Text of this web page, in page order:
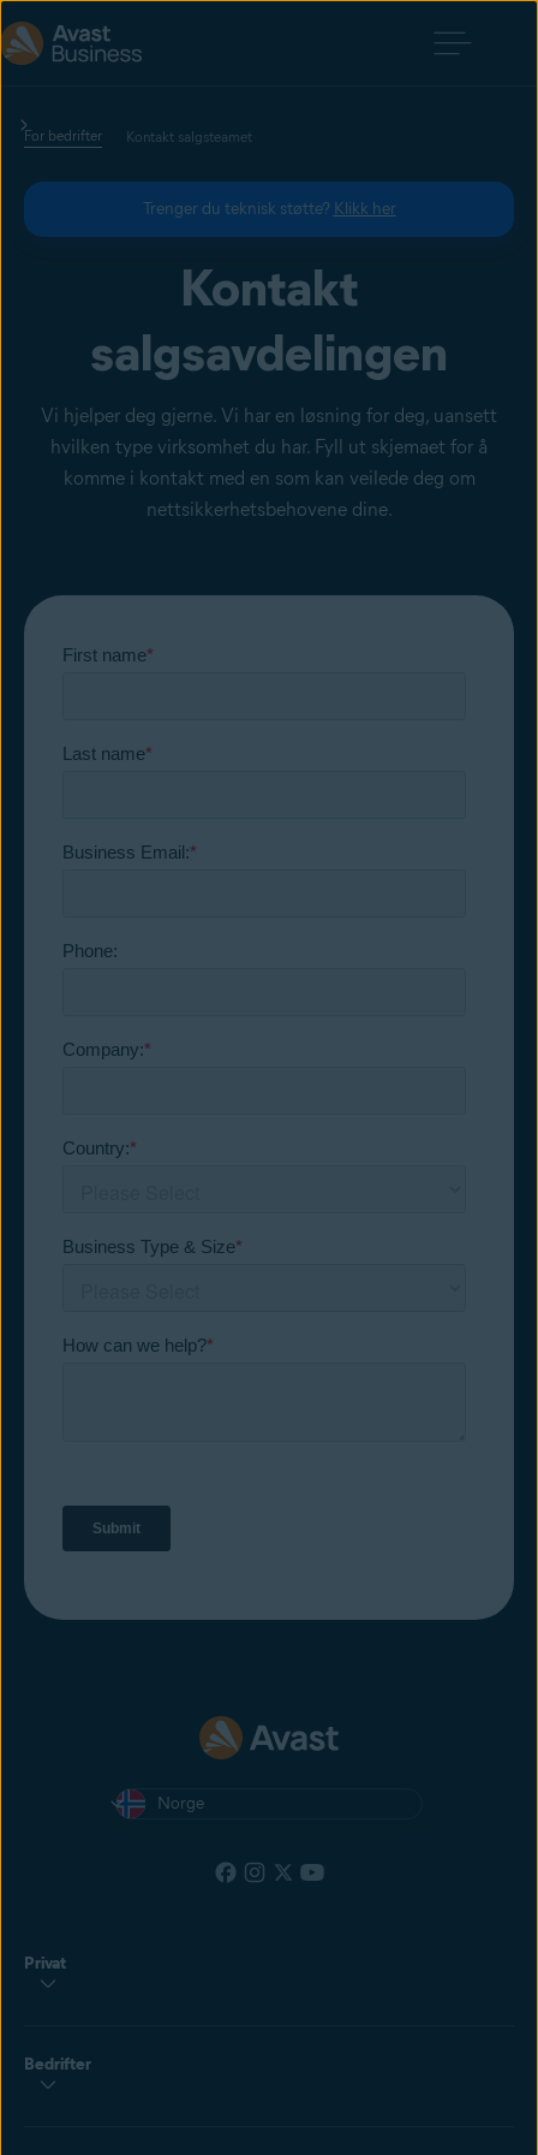
For bedrifter Kontakt salgsteamet
Trenger du teknisk støtte? Klikk her
Kontakt
salgsavdelingen
Vi hjelper deg gjerne. Vi har en løsning for deg, uansett
hvilken type virksomhet du har. Fyll ut skjemaet for å
komme i kontakt med en som kan veilede deg om
nettsikkerhetsbehovene dine.
Norge
Privat
Bedrifter